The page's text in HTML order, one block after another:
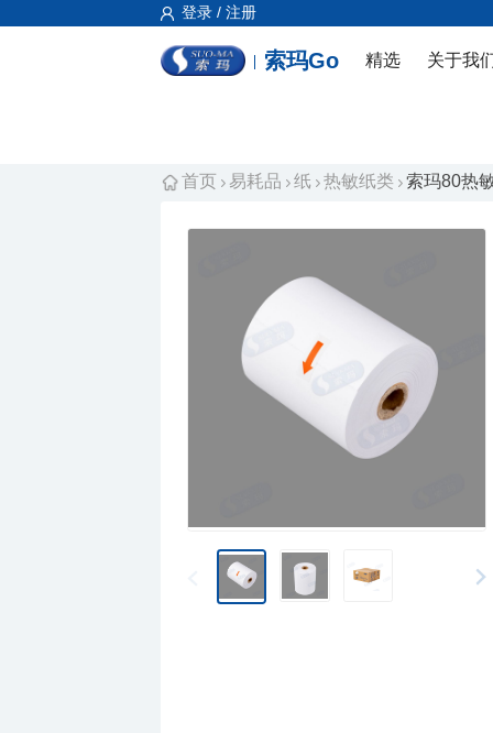
登录 / 注册
索玛Go 精选 关于我
首页 易耗品 纸 热敏纸类 索玛80热